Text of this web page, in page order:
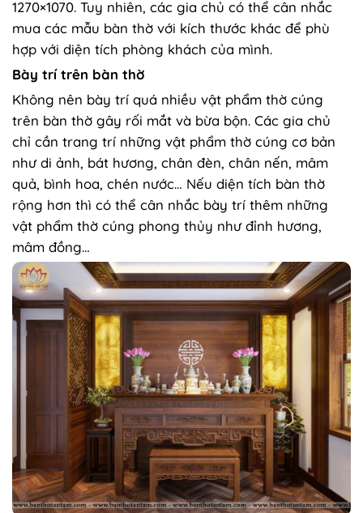
1270×1070. Tuy nhiên, các gia chủ có thể cân nhắc
mua các mẫu bàn thờ với kích thước khác để phù
hợp với diện tích phòng khách của mình.
Bày trí trên bàn thờ
Không nên bày trí quá nhiều vật phẩm thờ cúng
trên bàn thờ gây rối mắt và bừa bộn. Các gia chủ
chỉ cần trang trí những vật phẩm thờ cúng cơ bản
như di ảnh, bát hương, chân đèn, chân nến, mâm
quả, bình hoa, chén nước… Nếu diện tích bàn thờ
rộng hơn thì có thể cân nhắc bày trí thêm những
vật phẩm thờ cúng phong thủy như đỉnh hương,
mâm đồng…